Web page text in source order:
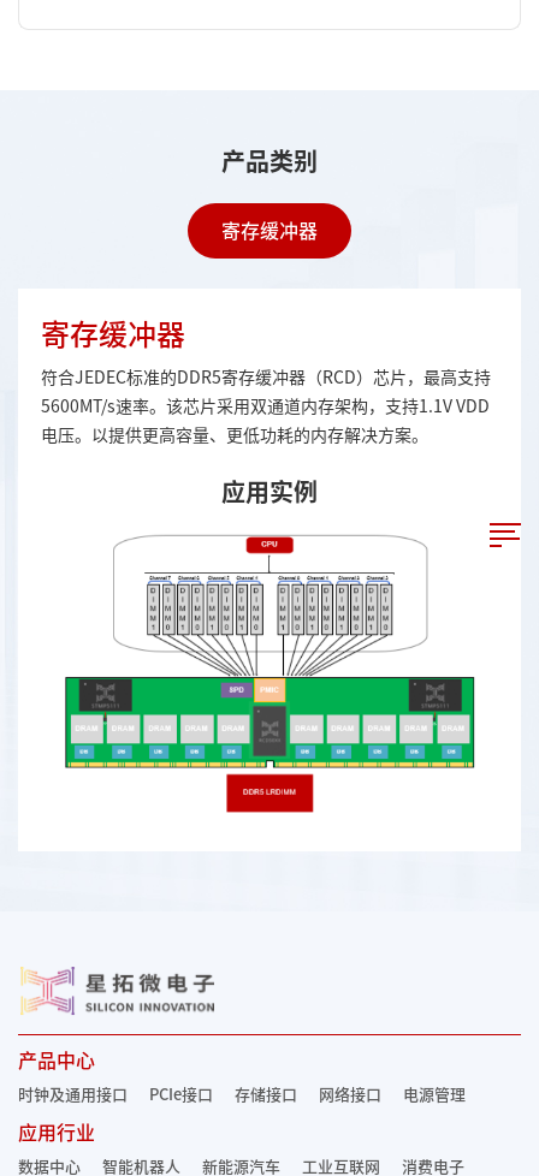
产品类别
寄存缓冲器
寄存缓冲器
符合JEDEC标准的DDR5寄存缓冲器（RCD）芯片，最高支持
5600MT/s速率。该芯片采用双通道内存架构，支持1.1V VDD
电压。以提供更高容量、更低功耗的内存解决方案。
应用实例
产品中心
时钟及通用接口 PCIe接口 存储接口 网络接口 电源管理
应用行业
数据中心 智能机器人 新能源汽车 工业互联网
消费电子